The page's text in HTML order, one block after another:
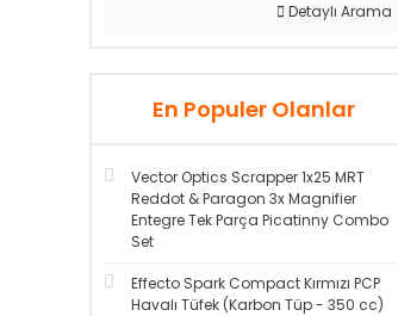
Detaylı Arama
En Populer Olanlar
Vector Optics Scrapper 1x25 MRT
Reddot & Paragon 3x Magnifier
Entegre Tek Parça Picatinny Combo
Set
Effecto Spark Compact Kırmızı PCP
Havalı Tüfek (Karbon Tüp - 350 cc)